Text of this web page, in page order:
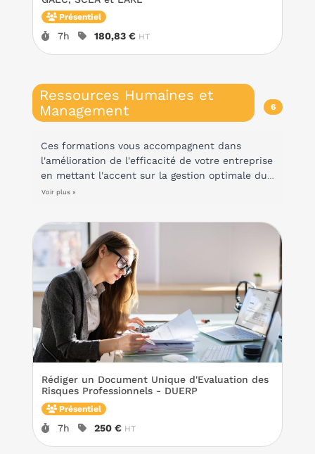
Présentiel
Durée :
7h Prix :
180,83 € HT
Ressources Humaines et
Management
6
Ces formations vous accompagnent dans
l'amélioration de l'efficacité de votre entreprise
en mettant l'accent sur la gestion optimale du
temps et des ressources humaines de votre
collaboration et la motivation de vos équipes,
ainsi que votre posture de dirigeant. En
adoptant ces pratiques, vous pourrez
augmenter la rentabilité de votre entreprise,
tout en créant un environnement de travail
harmonieux et stimulant.
Voir plus »
Rédiger un Document Unique d'Evaluation des
Risques Professionnels - DUERP
Présentiel
Durée :
7h Prix :
250 € HT